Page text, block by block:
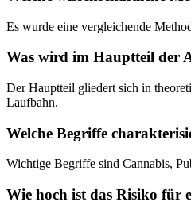
Es wurde eine vergleichende
Was wird im Hauptteil der
Der Hauptteil gliedert sich in
Laufbahn.
Welche Begriffe
Wichtige Begriffe sind Cannabis,
Wie hoch ist das Risiko für